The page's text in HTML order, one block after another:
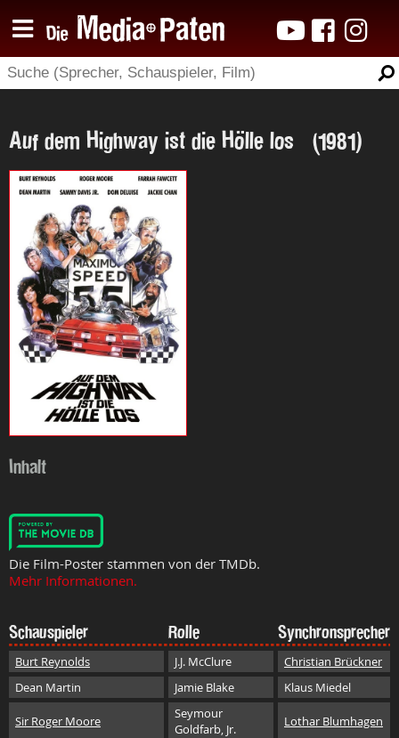
Auf dem Highway ist die Hölle los (1981)
Inhalt
Die Film-Poster stammen von der TMDb.
Mehr Informationen.
Schauspieler Rolle Synchronsprecher
Burt Reynolds J.J. McClure
Christian Brückner
Dean Martin
Jamie Blake Klaus Miedel
Sir Roger Moore
Seymour
Goldfarb, Jr.
Lothar Blumhagen